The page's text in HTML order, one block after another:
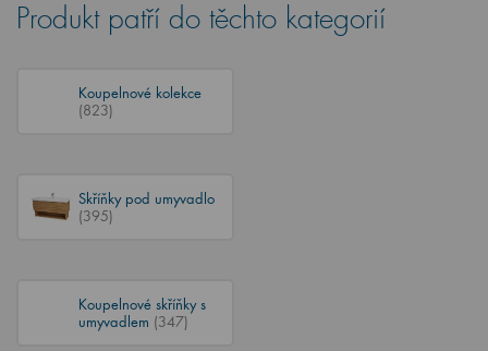
Produkt patří do těchto kategorií
Koupelnové kolekce
(823)
Skříňky pod umyvadlo
(395)
Koupelnové skříňky s
umyvadlem (347)